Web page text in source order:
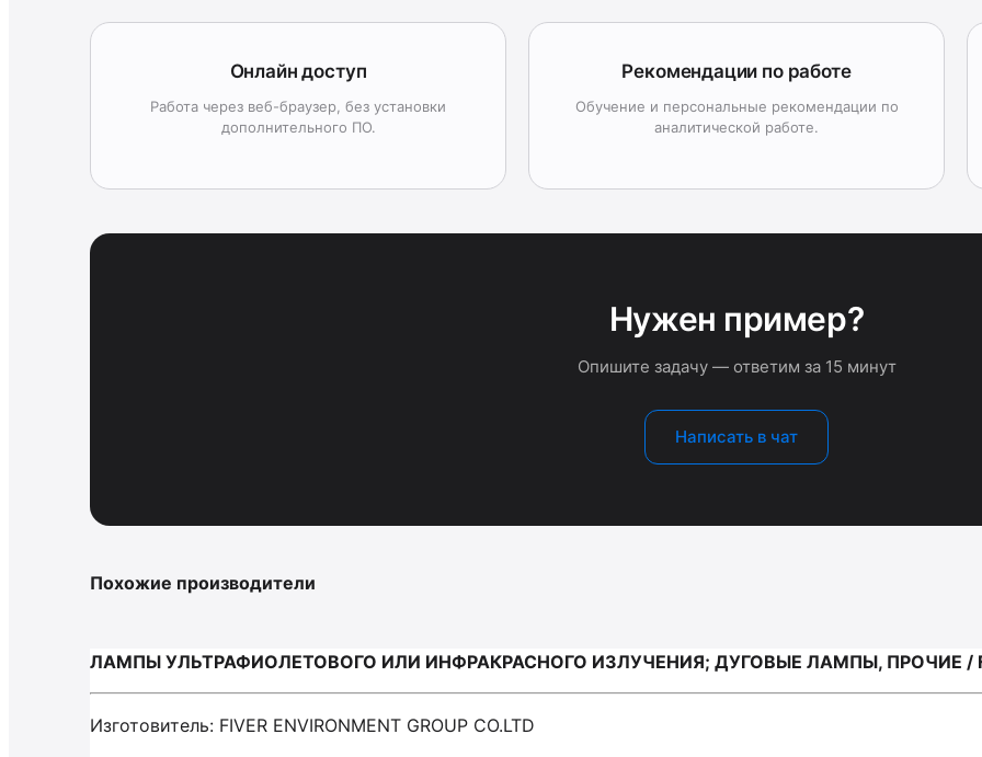
Онлайн доступ
Работа через веб-браузер, без установки
дополнительного ПО.
Рекомендации по работе
Обучение и персональные рекомендации по
аналитической работе.
Нужен пример?
Опишите задачу — ответим за 15 минут
Написать в чат
Похожие производители
ЛАМПЫ УЛЬТРАФИОЛЕТОВОГО ИЛИ ИНФРАКРАСНОГО ИЗЛУЧЕНИЯ; ДУГОВЫЕ ЛАМПЫ, ПРОЧИЕ /
Изготовитель: FIVER ENVIRONMENT GROUP CO.LTD